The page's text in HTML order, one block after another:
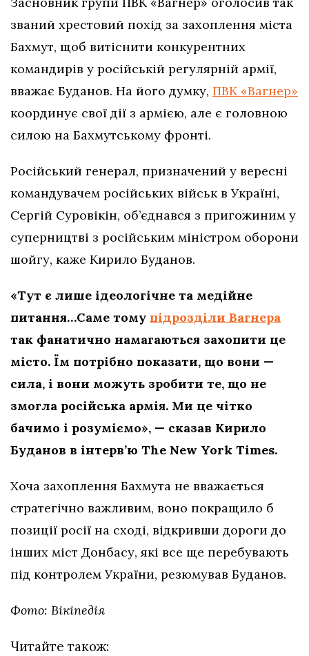
званий хрестовий похід за захоплення міста
Бахмут, щоб витіснити конкурентних
командирів у російській регулярній армії,
вважає Буданов. На його думку, ПВК «Вагнер»
координує свої дії з армією, але є головною
силою на Бахмутському фронті.
Російський генерал, призначений у вересні
командувачем російських військ в Україні,
Сергій Суровікін, об’єднався з пригожиним у
суперництві з російським міністром оборони
шойгу, каже Кирило Буданов.
«Тут є лише ідеологічне та медійне
питання…Саме тому підрозділи Вагнера
так фанатично намагаються захопити це
місто. Їм потрібно показати, що вони —
сила, і вони можуть зробити те, що не
змогла російська армія. Ми це чітко
бачимо і розуміємо», — сказав Кирило
Буданов в інтерв’ю The New York Times.
Хоча захоплення Бахмута не вважається
стратегічно важливим, воно покращило б
позиції росії на сході, відкривши дороги до
інших міст Донбасу, які все ще перебувають
під контролем України, резюмував Буданов.
Фото: Вікіпедія
Читайте також: